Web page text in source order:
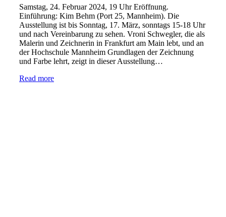
Samstag, 24. Februar 2024, 19 Uhr Eröffnung.
Einführung: Kim Behm (Port 25, Mannheim). Die
Ausstellung ist bis Sonntag, 17. März, sonntags 15-18 Uhr
und nach Vereinbarung zu sehen. Vroni Schwegler, die als
Malerin und Zeichnerin in Frankfurt am Main lebt, und an
der Hochschule Mannheim Grundlagen der Zeichnung
und Farbe lehrt, zeigt in dieser Ausstellung…
Read more